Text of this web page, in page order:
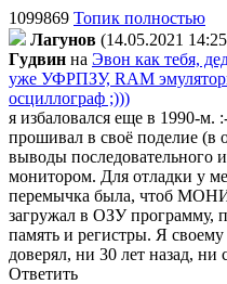
1099869 Топик полностью
Лaгyнoв (14.05.2021
Гyдвин на Эвон как тебя,
уже УФРПЗУ, RAM
осциллограф ;)))
я избаловался еще в 1990-
прошивал в своё поделие (в
выводы
монитором. Для отладки у
перемычка была, чтоб
загружал в ОЗУ программу,
память и регистры. Я своему
доверял, ни 30 лет назад, ни
Ответить